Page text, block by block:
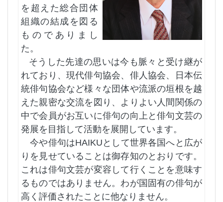
を超えた総合団体
組織の結成を図る
ものでありまし
た。
そうした先達の思いは今も脈々と受け継が
れており、現代俳句協会、俳人協会、日本伝
統俳句協会など様々な団体や流派の垣根を越
えた親密な交流を図り、よりよい人間関係の
中で会員がお互いに俳句の向上と俳句文芸の
発展を目指して活動を展開しています。
今や俳句はHAIKU として世界各国へと広が
りを見せていることは御存知のとおりです。
これは俳句文芸が変容して行くことを意味す
るものではありません。わが国固有の俳句が
高く評価されたことに他なりません。